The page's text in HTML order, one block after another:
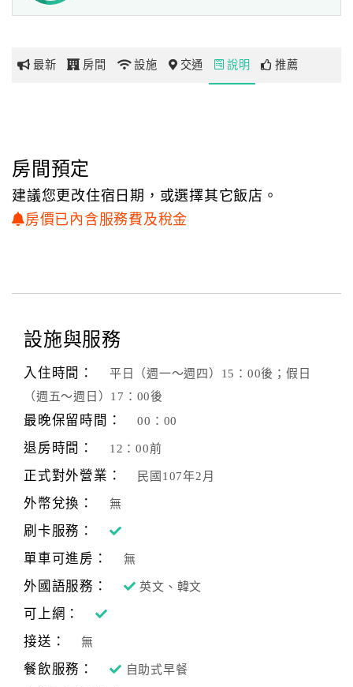
玩
地
圖
顧
顧
客
滿
單
管
員
帳
最新 房間 設施 交通 說明 推薦
房間預定
建議您更改住宿日期，或選擇其它飯店。
房價已內含服務費及稅金
設施與服務
入住時間：
平日（週一～週四）15：00後；假日
（週五～週日）17：00後
最晚保留時間： 00：00
退房時間： 12：00前
正式對外營業： 民國107年2月
外幣兌換： 無
刷卡服務：
單車可進房：
無
外國語服務： 英文、韓文
可上網：
接送：
無
餐飲服務： 自助式早餐